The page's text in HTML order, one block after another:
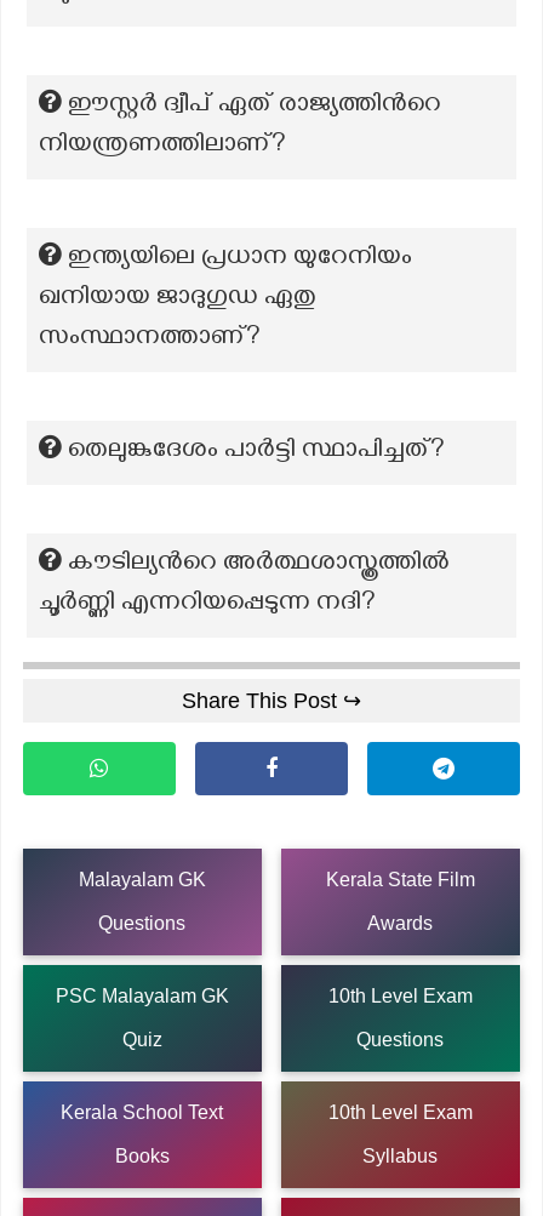
ഈസ്റ്റർ ദ്വീപ് ഏത് രാജ്യത്തിൻറെ
നിയന്ത്രണത്തിലാണ്?
ഇന്ത്യയിലെ പ്രധാന യുറേനിയം
ഖനിയായ ജാദുഗുഡ ഏതു
സംസ്ഥാനത്താണ്?
തെലുങ്കുദേശം പാർട്ടി സ്ഥാപിച്ചത്?
കൗടില്യന്‍റെ അര്‍ത്ഥശാസ്ത്രത്തില്‍
ചൂര്‍ണ്ണി എന്നറിയപ്പെടുന്ന നദി?
Share This Post ↪
Malayalam GK
Questions
Kerala State Film
Awards
PSC Malayalam GK
Quiz
10th Level Exam
Questions
Kerala School Text
Books
10th Level Exam
Syllabus